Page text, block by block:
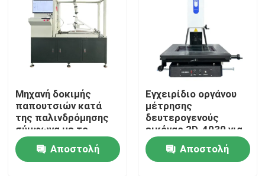
Σπίτι
Προϊόντα
Μηχανή δοκιμής
παπουτσιών κατά
της παλινδρόμησης
σύμφωνα με το
πρότυπο ISO 13287
2007
Αποστολή
Εγχειρίδιο οργάνου
μέτρησης
δευτερογενούς
εικόνας 2D-4030 για
ηλεκτρονικές
συσκευέςΑποστολή